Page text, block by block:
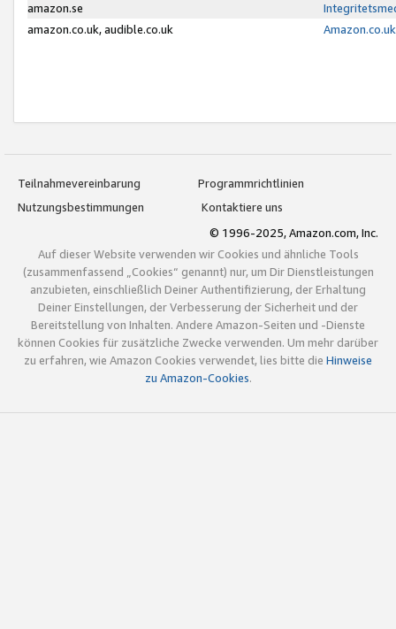
amazon.se
amazon.co.uk, audible.co.uk
Teilnahmevereinbarung
Programmrichtlinien
Nutzungsbestimmungen
Kontaktiere uns
© 1996-2025, Amazon.com, Inc.
Auf dieser Website verwenden wir Cookies und ähnliche Tools
(zusammenfassend „Cookies“ genannt) nur, um Dir Dienstleistungen
anzubieten, einschließlich Deiner Authentifizierung, der Erhaltung
Deiner Einstellungen, der Verbesserung der Sicherheit und der
Bereitstellung von Inhalten. Andere Amazon-Seiten und -Dienste
können Cookies für zusätzliche Zwecke verwenden. Um mehr darüber
zu erfahren, wie Amazon Cookies verwendet, lies bitte die Hinweise
zu Amazon-Cookies.